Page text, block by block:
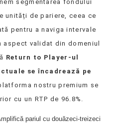
segmentarea fondului
unități de pariere, ceea ce
pentru a naviga intervale
validat din domeniul
Return to Player-ul
se încadrează pe
nostru premium se
cu un RTP de 96.8%.
pariul cu douăzeci-treizeci